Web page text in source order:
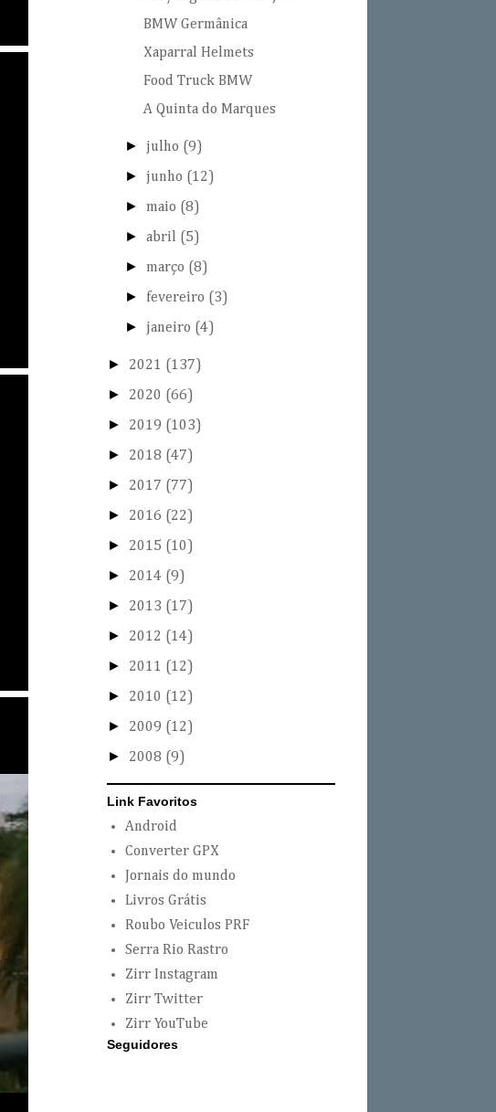
BMW Germânica
Xaparral Helmets
Food Truck BMW
A Quinta do Marques
► julho (9)
► junho (12)
► maio (8)
►abril (5)
► março (8)
► fevereiro (3)
► janeiro (4)
► 2021 (137)
► 2020 (66)
► 2019 (103)
► 2018 (47)
► 2017 (77)
► 2016 (22)
► 2015 (10)
► 2014 (9)
► 2013 (17)
► 2012 (14)
► 2011 (12)
► 2010 (12)
► 2009 (12)
► 2008 (9)
Link Favoritos
Android
Converter GPX
Jornais do mundo
Livros Grátis
Roubo Veiculos PRF
Serra Rio Rastro
Zirr Instagram
Zirr Twitter
Zirr YouTube
Seguidores